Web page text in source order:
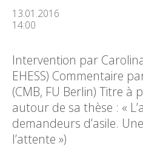
13.01.2016
14:00
Intervention par
EHESS) Commentaire
(CMB, FU Berlin) Titre à
autour de sa thèse : «
demandeurs d’asile.
l’attente »)